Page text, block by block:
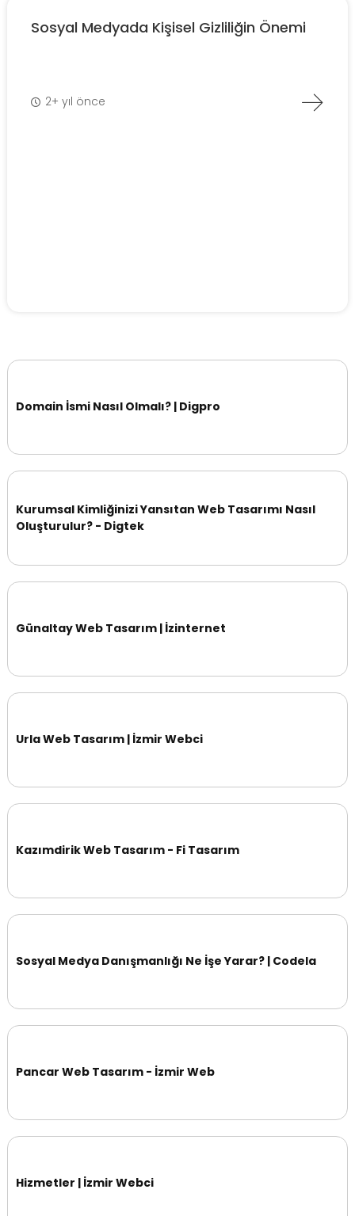
Sosyal Medyada Kişisel Gizliliğin Önemi
2+ yıl önce
Domain İsmi Nasıl Olmalı? | Digpro
Kurumsal Kimliğinizi Yansıtan Web Tasarımı Nasıl
Oluşturulur? - Digtek
Günaltay Web Tasarım | İzinternet
Urla Web Tasarım | İzmir Webci
Kazımdirik Web Tasarım - Fi Tasarım
Sosyal Medya Danışmanlığı Ne İşe Yarar? | Codela
Pancar Web Tasarım - İzmir Web
Hizmetler | İzmir Webci